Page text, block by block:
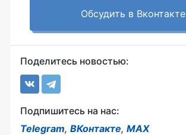
Обсудить в Вконтакте
Поделитесь новостью:
Подпишитесь на нас:
Telegram, ВКонтакте, MAX